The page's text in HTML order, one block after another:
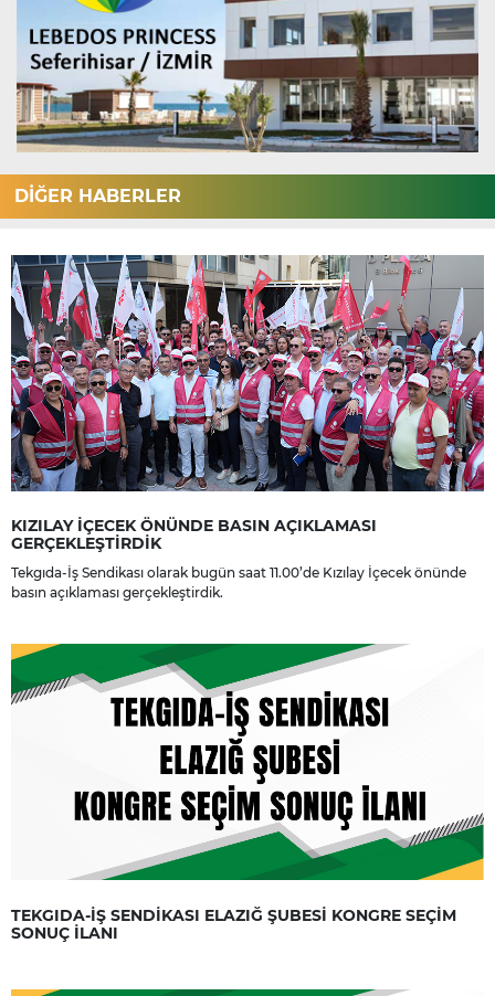
DİĞER HABERLER
KIZILAY İÇECEK ÖNÜNDE BASIN AÇIKLAMASI
GERÇEKLEŞTİRDİK
Tekgıda-İş Sendikası olarak bugün saat 11.00’de Kızılay İçecek önünde
basın açıklaması gerçekleştirdik.
TEKGIDA-İŞ SENDİKASI ELAZIĞ ŞUBESİ KONGRE SEÇİM
SONUÇ İLANI